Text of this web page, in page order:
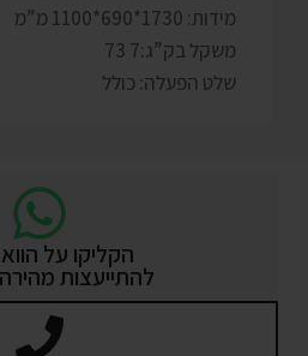
מידות: 1730*690*1100 מ”מ
משקל בק”ג:7 73
שלט הפעלה: כולל
הקליקו על
להתייעצות